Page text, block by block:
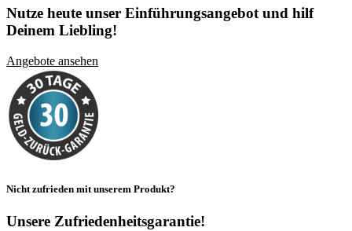
Nutze heute unser Einführungsangebot und hilf
Deinem Liebling!
Angebote ansehen
Nicht zufrieden mit unserem Produkt?
Unsere Zufriedenheitsgarantie!